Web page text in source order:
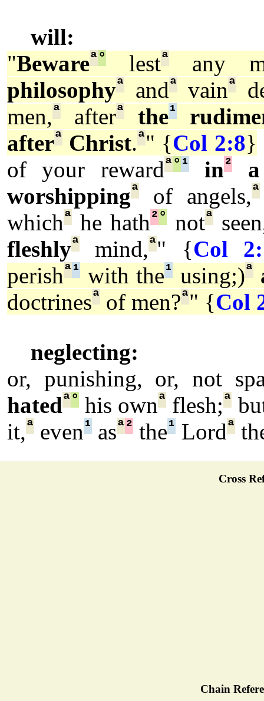
will:
"Bewareª° lestª
any
philosophyª andª vainª
men,ª afterª the¹
afterª Christ.ª" {Col 2:8}
of your rewardª° ¹ in²
worshippingª of angels,ª
whichª he hath²°notª
fleshlyª mind,ª" {Col
perishª¹ with the¹ using;)ª
doctrinesª of men?ª" {Col
neglecting:
or, punishing, or, not
hatedª° his ownª flesh;ª
it,ª even¹ asª² the¹ Lordª
Cross
Chain